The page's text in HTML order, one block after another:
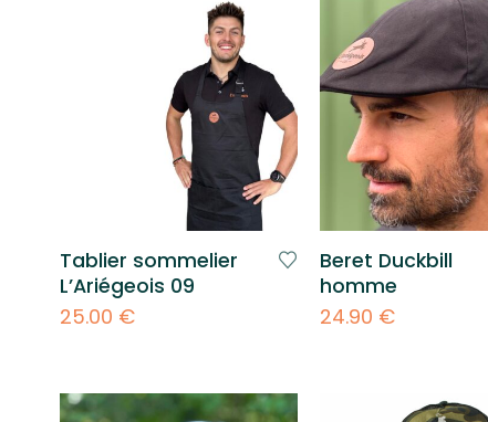
Tablier sommelier
L’Ariégeois 09
25.00 €
Beret Duckbill
homme
24.90 €